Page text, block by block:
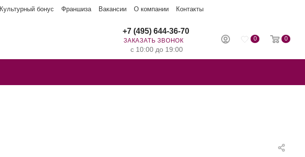
Культурный бонус Франшиза Вакансии О компании Контакты
0 0
+7 (495) 644-36-70
ЗАКАЗАТЬ ЗВОНОК
с 10:00 до 19:00